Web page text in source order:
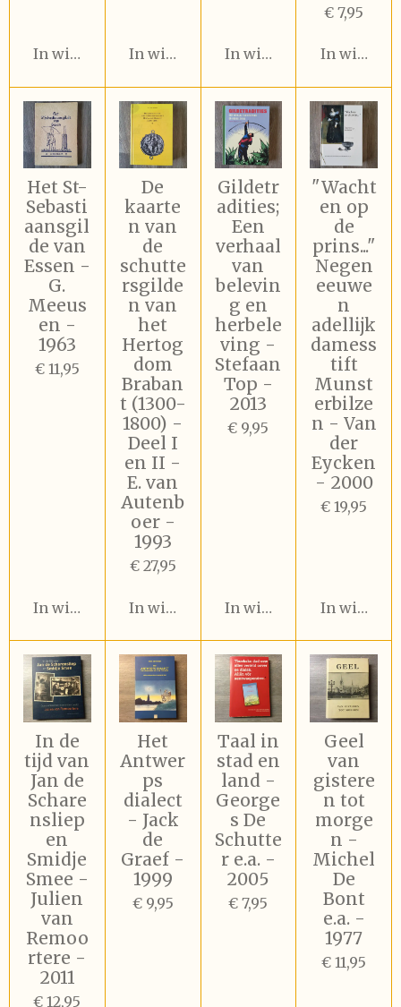
In winkelwagenIn winkelwagenIn winkelwagen
€ 7,95
In
Het St-
Sebasti
aansgil
de van
Essen -
G.
Meeus
en -
1963
€ 11,95
In winkelwagen
De
kaarte
n van
de
schutte
rsgilde
n van
het
Hertog
dom
Braban
t (1300-
1800) -
Deel I
en II -
E. van
Autenb
oer -
1993
€ 27,95
In winkelwagen
Gildetr
adities;
Een
verhaal
van
belevin
g en
herbele
ving -
Stefaan
Top -
2013
€ 9,95
In winkelwagen
"Wacht
en op
de
prins..."
Negen
eeuwe
n
adellijk
damess
tift
Munst
erbilze
n - Van
der
Eycken
- 2000
€ 19,95
In
In de
tijd van
Jan de
Schare
nsliep
en
Smidje
Smee -
Julien
van
Remoo
rtere -
2011
€ 12,95
Het
Antwer
ps
dialect
- Jack
de
Graef -
1999
€ 9,95
Taal in
stad en
land -
George
s De
Schutte
r e.a. -
2005
€ 7,95
Geel
van
gistere
n tot
morge
n -
Michel
De
Bont
e.a. -
1977
€ 11,95